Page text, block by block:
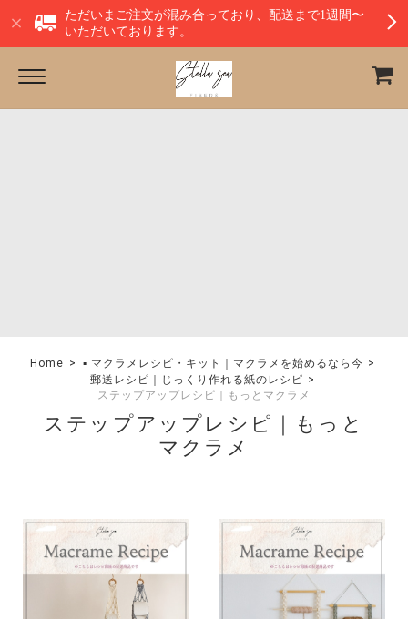
ただいまご注文が混み合っており、配送まで1週間〜
いただいております。
Home
▪︎ マクラメレシピ・キット｜マクラメを始めるなら今
郵送レシピ｜じっくり作れる紙のレシピ
ステップアップレシピ｜もっとマクラメ
ステップアップレシピ｜もっと
マクラメ